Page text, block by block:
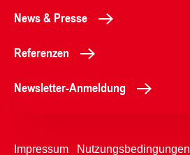
News & Presse
Referenzen
Newsletter-Anmeldung
Impressum Nutzungsbedingungen